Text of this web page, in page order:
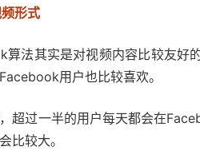
形式
算法其实是对视频内容比较友好
用户也比较喜欢。
超过一半的用户每天都会在
比较大。